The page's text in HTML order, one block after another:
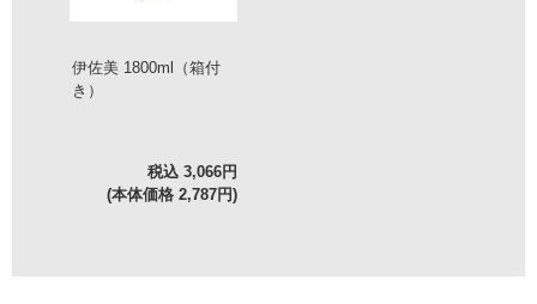
伊佐美 1800ml（箱付
き）
税込 3,066円
(本体価格 2,787円)